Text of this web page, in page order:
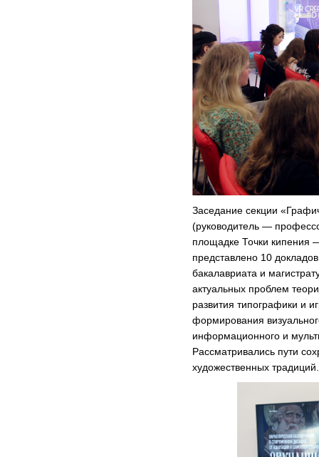
Заседание секции
(руководитель —
площадке Точки
представлено 10
бакалавриата и
актуальных проблем
развития типографики и
формирования
информационного и
Рассматривались пути
художественных традиций.